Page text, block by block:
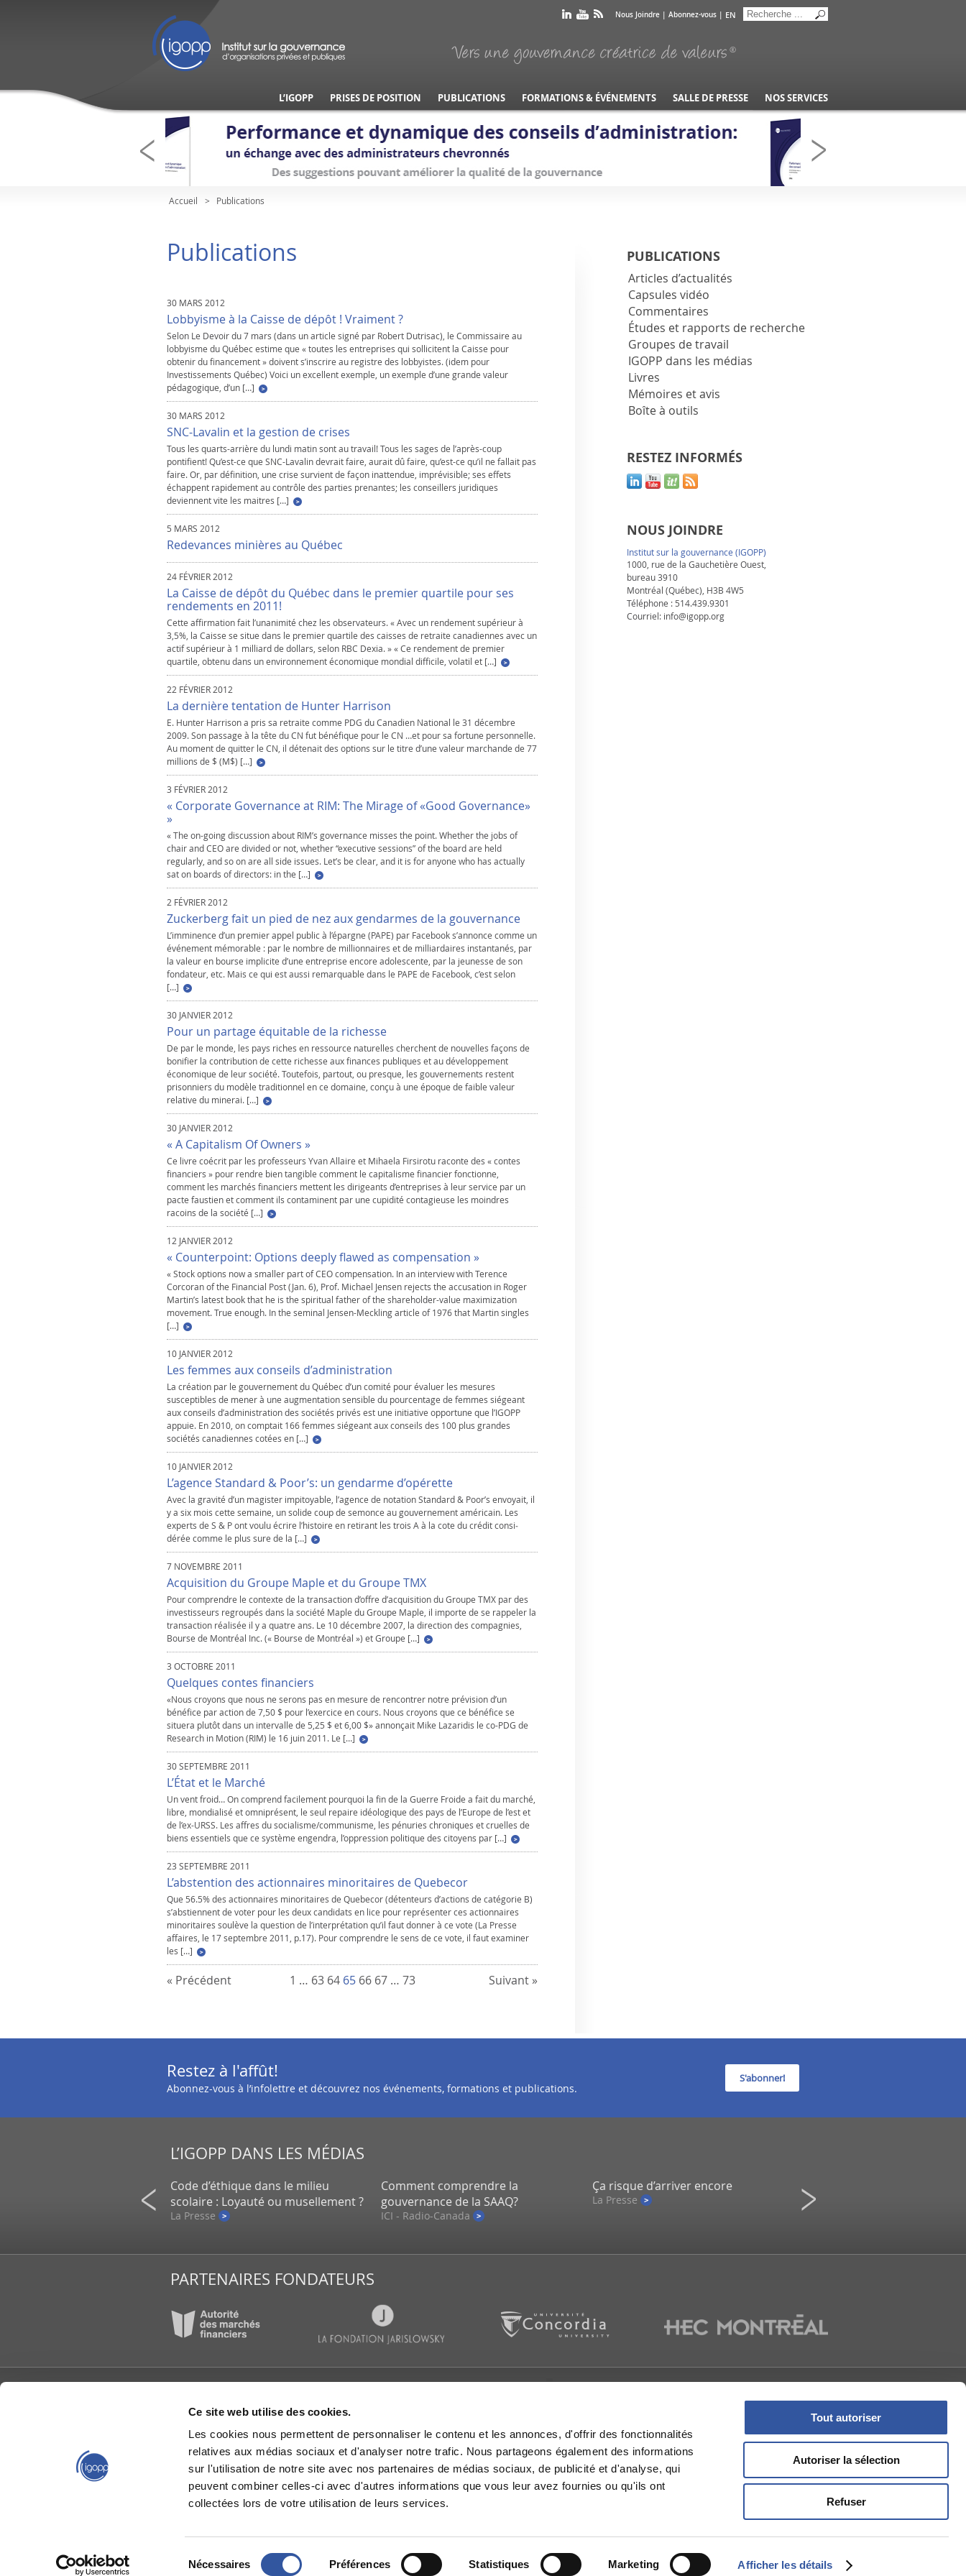
Ce site web utilise des cookies.
Les cookies nous permettent de personnaliser le contenu et les annonces, d'offrir des fonctionnalités
relatives aux médias sociaux et d'analyser notre trafic. Nous partageons également des informations
sur l'utilisation de notre site avec nos partenaires de médias sociaux, de publicité et d'analyse, qui
peuvent combiner celles-ci avec d'autres informations que vous leur avez fournies ou qu'ils ont
collectées lors de votre utilisation de leurs services.
Nécessaires Préférences Statistiques Marketing Afficher les détails
Tout autoriser
Autoriser la sélection
Refuser
Nous Joindre | Abonnez-vous | EN
L’IGOPP PRISES DE POSITION PUBLICATIONS FORMATIONS & ÉVÉNEMENTS SALLE DE PRESSE NOS SERVICES
Accueil Publications
Publications
30 MARS 2012
Lobbyisme à la Caisse de dépôt ! Vraiment ?
Selon Le Devoir du 7 mars (dans un article signé par Robert Dutrisac), le Commissaire au
lobbyisme du Québec estime que « toutes les entreprises qui sollicitent la Caisse pour
obtenir du financement » doivent s’inscrire au registre des lobbyistes. (idem pour
Investissements Québec) Voici un excellent exemple, un exemple d’une grande valeur
pédagogique, d’un […]
30 MARS 2012
SNC-Lavalin et la gestion de crises
Tous les quarts-arrière du lundi matin sont au travail! Tous les sages de l’après-coup
pontifient! Qu’est-ce que SNC-Lavalin devrait faire, aurait dû faire, qu’est-ce qu’il ne fallait pas
faire. Or, par définition, une crise survient de façon inattendue, imprévisible; ses effets
échappent rapidement au contrôle des parties prenantes; les conseillers juridiques
deviennent vite les maitres […]
5 MARS 2012
Redevances minières au Québec
24 FÉVRIER 2012
La Caisse de dépôt du Québec dans le premier quartile pour ses
rendements en 2011!
Cette affirmation fait l’unanimité chez les observateurs. « Avec un rendement supérieur à
3,5%, la Caisse se situe dans le premier quartile des caisses de retraite canadiennes avec un
actif supérieur à 1 milliard de dollars, selon RBC Dexia. » « Ce rendement de premier
quartile, obtenu dans un environnement économique mondial difficile, volatil et […]
22 FÉVRIER 2012
La dernière tentation de Hunter Harrison
E. Hunter Harrison a pris sa retraite comme PDG du Canadien National le 31 décembre
2009. Son passage à la tête du CN fut bénéfique pour le CN …et pour sa fortune personnelle.
Au moment de quitter le CN, il détenait des options sur le titre d’une valeur marchande de 77
millions de $ (M$) […]
3 FÉVRIER 2012
« Corporate Governance at RIM: The Mirage of «Good Governance»
»
« The on-going discussion about RIM’s governance misses the point. Whether the jobs of
chair and CEO are divided or not, whether “executive sessions” of the board are held
regularly, and so on are all side issues. Let’s be clear, and it is for anyone who has actually
sat on boards of directors: in the […]
2 FÉVRIER 2012
Zuckerberg fait un pied de nez aux gendarmes de la gouvernance
L’imminence d’un premier appel public à l’épargne (PAPE) par Facebook s’annonce comme un
événement mémorable : par le nombre de millionnaires et de milliardaires instantanés, par
la valeur en bourse implicite d’une entreprise encore adolescente, par la jeunesse de son
fondateur, etc. Mais ce qui est aussi remarquable dans le PAPE de Facebook, c’est selon
[…]
30 JANVIER 2012
Pour un partage équitable de la richesse
De par le monde, les pays riches en ressource naturelles cherchent de nouvelles façons de
bonifier la contribution de cette richesse aux finances publiques et au développement
économique de leur société. Toutefois, partout, ou presque, les gouvernements restent
prisonniers du modèle traditionnel en ce domaine, conçu à une époque de faible valeur
relative du minerai. […]
30 JANVIER 2012
« A Capitalism Of Owners »
Ce livre coécrit par les professeurs Yvan Allaire et Mihaela Firsirotu raconte des « contes
financiers » pour rendre bien tangible comment le capitalisme financier fonctionne,
comment les marchés financiers mettent les dirigeants d’entreprises à leur service par un
pacte faustien et comment ils contaminent par une cupidité contagieuse les moindres
racoins de la société […]
12 JANVIER 2012
« Counterpoint: Options deeply flawed as compensation »
« Stock options now a smaller part of CEO compensation. In an interview with Terence
Corcoran of the Financial Post (Jan. 6), Prof. Michael Jensen rejects the accusation in Roger
Martin’s latest book that he is the spiritual father of the shareholder-value maximization
movement. True enough. In the seminal Jensen-Meckling article of 1976 that Martin singles
[…]
10 JANVIER 2012
Les femmes aux conseils d’administration
La création par le gouvernement du Québec d’un comité pour évaluer les mesures
susceptibles de mener à une augmentation sensible du pourcentage de femmes siégeant
aux conseils d’administration des sociétés privés est une initiative opportune que l’IGOPP
appuie. En 2010, on comptait 166 femmes siégeant aux conseils des 100 plus grandes
sociétés canadiennes cotées en […]
10 JANVIER 2012
L’agence Standard & Poor’s: un gendarme d’opérette
Avec la gravité d’un magister im­pitoyable, l’agence de notation Standard & Poor’s envoyait, il
y a six mois cette semaine, un solide coup de semonce au gouvernement américain. Les
experts de S & P ont voulu écrire l’histoire en retirant les trois A à la cote du crédit consi­
dérée comme le plus sure de la […]
7 NOVEMBRE 2011
Acquisition du Groupe Maple et du Groupe TMX
Pour comprendre le contexte de la transaction d’offre d’acquisition du Groupe TMX par des
investisseurs regroupés dans la société Maple du Groupe Maple, il importe de se rappeler la
transaction réalisée il y a quatre ans. Le 10 décembre 2007, la direction des compagnies,
Bourse de Montréal Inc. (« Bourse de Montréal ») et Groupe […]
3 OCTOBRE 2011
Quelques contes financiers
«Nous croyons que nous ne serons pas en mesure de rencontrer notre prévision d’un
bénéfice par action de 7,50 $ pour l’exercice en cours. Nous croyons que ce bénéfice se
situera plutôt dans un intervalle de 5,25 $ et 6,00 $» annonçait Mike Lazaridis le co-PDG de
Research in Motion (RIM) le 16 juin 2011. Le […]
30 SEPTEMBRE 2011
L’État et le Marché
Un vent froid… On comprend facilement pourquoi la fin de la Guerre Froide a fait du marché,
libre, mondialisé et omniprésent, le seul repaire idéologique des pays de l’Europe de l’est et
de l’ex-URSS. Les affres du socialisme/communisme, les pénuries chroniques et cruelles de
biens essentiels que ce système engendra, l’oppression politique des citoyens par […]
23 SEPTEMBRE 2011
L’abstention des actionnaires minoritaires de Quebecor
Que 56.5% des actionnaires minoritaires de Quebecor (détenteurs d’actions de catégorie B)
s’abstiennent de voter pour les deux candidats en lice pour représenter ces actionnaires
minoritaires soulève la question de l’interprétation qu’il faut donner à ce vote (La Presse
affaires, le 17 septembre 2011, p.17). Pour comprendre le sens de ce vote, il faut examiner
les […]
« Précédent 1 … 63 64 65 66 67 … 73 Suivant »
PUBLICATIONS
Articles d’actualités
Capsules vidéo
Commentaires
Études et rapports de recherche
Groupes de travail
IGOPP dans les médias
Livres
Mémoires et avis
Boîte à outils
RESTEZ INFORMÉS
NOUS JOINDRE
Institut sur la gouvernance (IGOPP)
1000, rue de la Gauchetière Ouest,
bureau 3910
Montréal (Québec), H3B 4W5
Téléphone : 514.439.9301
Courriel: info@igopp.org
Restez à l'affût!
Abonnez-vous à l’infolettre et découvrez nos événements, formations et publications.
S'abonner!
L’IGOPP DANS LES MÉDIAS
gros placement de la CDPQ
Code d’éthique dans le milieu
scolaire : Loyauté ou musellement ?
La Presse
Comment comprendre la
gouvernance de la SAAQ?
ICI - Radio-Canada
Ça risque d’arriver encore
La Presse
Infidélité à un spectacle de
Une démission inévitable ?
PARTENAIRES FONDATEURS
Conseil d’administration
Équipe de l'IGOPP
Gouvernance créatrice
Groupes de travail
La gouvernance en bref
Partenaires
Toward Value-Creating
Études et rapports de
recherche
Groupes de travail
IGOPP dans les médias
Livres
Mémoires et avis
IGOPP dans les médias
Mémoires et avis